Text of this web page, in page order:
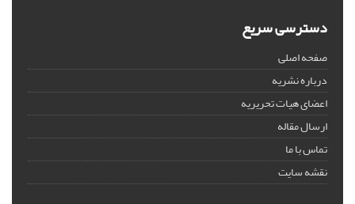
دسترسی سریع
صفحه اصلی
درباره نشریه
اعضای هیات تحریریه
ارسال مقاله
تماس با ما
نقشه سایت